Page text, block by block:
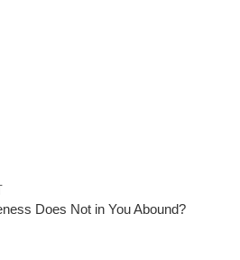
Does Not in You Abound?